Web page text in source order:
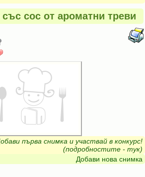
сос от ароматни треви
първа снимка и участвай в конкурс!
(подробностите - тук)
Добави нова снимка